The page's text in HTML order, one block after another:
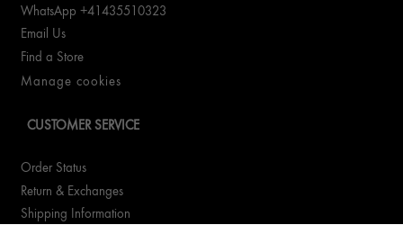
WhatsApp +41435510323
Email Us
Find a Store
Manage cookies
CUSTOMER SERVICE
Order Status
Return & Exchanges
Shipping Information